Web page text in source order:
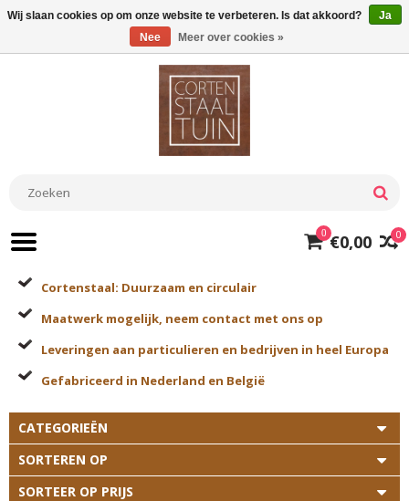
0
0 €0,00
Cortenstaal: Duurzaam en circulair
Maatwerk mogelijk, neem contact met ons op
Leveringen aan particulieren en bedrijven in heel Europa
Gefabriceerd in Nederland en België
CATEGORIEËN
SORTEREN OP
SORTEER OP PRIJS
Wij slaan cookies op om onze website te verbeteren. Is dat akkoord?
Ja
Nee
Meer over cookies »